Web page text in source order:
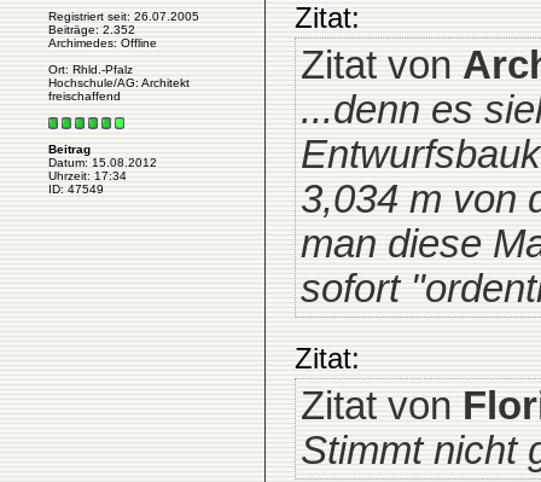
Registriert seit: 26.07.2005
Beiträge: 2.352
Archimedes: Offline
Ort: Rhld.-Pfalz
Hochschule/AG: Architekt
freischaffend
Beitrag
Datum: 15.08.2012
Uhrzeit: 17:34
ID: 47549
Zitat:
Zitat von
...denn es
3,034 m von
man diese
sofort
Zitat:
Zitat von
Stimmt nicht